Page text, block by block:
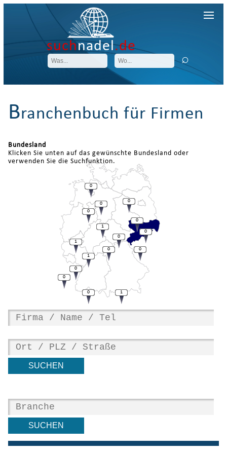
suchnadel.de
Branchenbuch für Firmen
Bundesland
Klicken Sie unten auf das gewünschte Bundesland oder
verwenden Sie die Suchfunktion.
0
0
1
0
0
0
0
0
0
1
0
1
0
0
0
1